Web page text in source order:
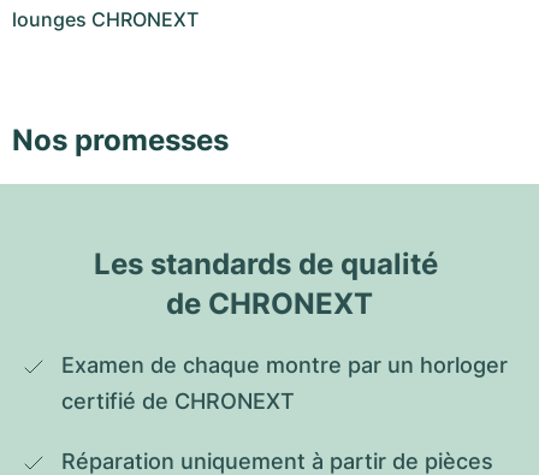
lounges CHRONEXT
Nos promesses
Les standards de qualité
de CHRONEXT
Examen de chaque montre par un horloger
certifié de CHRONEXT
Réparation uniquement à partir de pièces